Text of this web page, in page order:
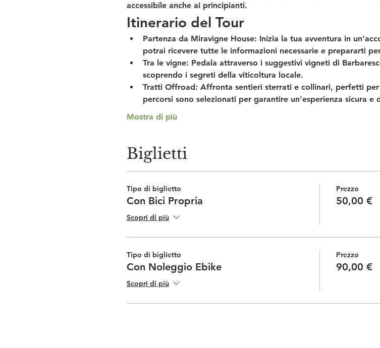
accessibile anche ai principianti.
Itinerario del Tour
Partenza da Miravigne House: Inizia la tua avventura in
potrai ricevere tutte le informazioni necessarie e prepararti
Tra le vigne: Pedala attraverso i suggestivi vigneti di
scoprendo i segreti della viticoltura locale.
Tratti Offroad: Affronta sentieri sterrati e collinari, perfetti
percorsi sono selezionati per garantire un'esperienza sicura e
Mostra di più
Biglietti
Tipo di biglietto
Con Bici Propria
Scopri di più
Prezzo
50,00 €
Tipo di biglietto
Con Noleggio Ebike
Scopri di più
Prezzo
90,00 €